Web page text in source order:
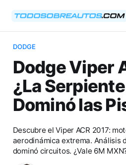
DODGE
Dodge Viper
¿La
Dominó las
Descubre el Viper ACR 2017:
aerodinámica extrema. Análisis
dominó circuitos. ¿Vale 6M